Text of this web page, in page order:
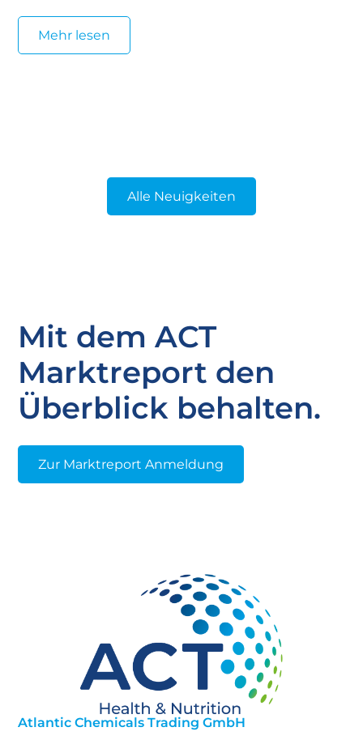
Mehr lesen
Alle Neuigkeiten
Mit dem ACT
Marktreport den
Überblick behalten.
Zur Marktreport Anmeldung
Atlantic Chemicals Trading GmbH